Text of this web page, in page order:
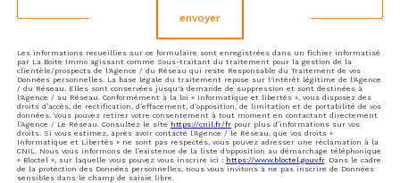
envoyer
Les informations recueillies sur ce formulaire sont enregistrées dans un fichier informatisé
par La Boite Immo agissant comme Sous-traitant du traitement pour la gestion de la
clientèle/prospects de l'Agence / du Réseau qui reste Responsable du Traitement de vos
Données personnelles. La base légale du traitement repose sur l'intérêt légitime de l'Agence
/ du Réseau. Elles sont conservées jusqu'à demande de suppression et sont destinées à
l'Agence / au Réseau. Conformément à la loi « informatique et libertés », vous disposez des
droits d’accès, de rectification, d’effacement, d’opposition, de limitation et de portabilité de vos
données. Vous pouvez retirer votre consentement à tout moment en contactant directement
l’Agence / Le Réseau. Consultez le site https://cnil.fr/fr pour plus d’informations sur vos
droits. Si vous estimez, après avoir contacté l'Agence / le Réseau, que vos droits «
Informatique et Libertés » ne sont pas respectés, vous pouvez adresser une réclamation à la
CNIL. Nous vous informons de l’existence de la liste d'opposition au démarchage téléphonique
« Bloctel », sur laquelle vous pouvez vous inscrire ici : https://www.bloctel.gouv.fr. Dans le cadre
de la protection des Données personnelles, nous vous invitons à ne pas inscrire de Données
sensibles dans le champ de saisie libre.